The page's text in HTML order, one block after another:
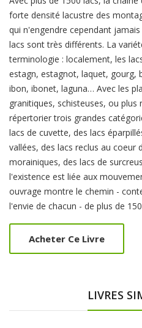
Summery
forte densité lacustre des
qui n'engendre cependant
lacs sont très différents. La
terminologie : localement, les
estagn, estagnot, laquet, gourg,
ibon, ibonet, laguna… Avec les
granitiques, schisteuses, ou
répertorier trois grandes
lacs de cuvette, des lacs
vallées, des lacs reclus au coeur
morainiques, des lacs de
l'existence est liée aux
ouvrage montre le chemin -
l'envie de chacun - de plus de
Acheter Ce Livre
LIVRES